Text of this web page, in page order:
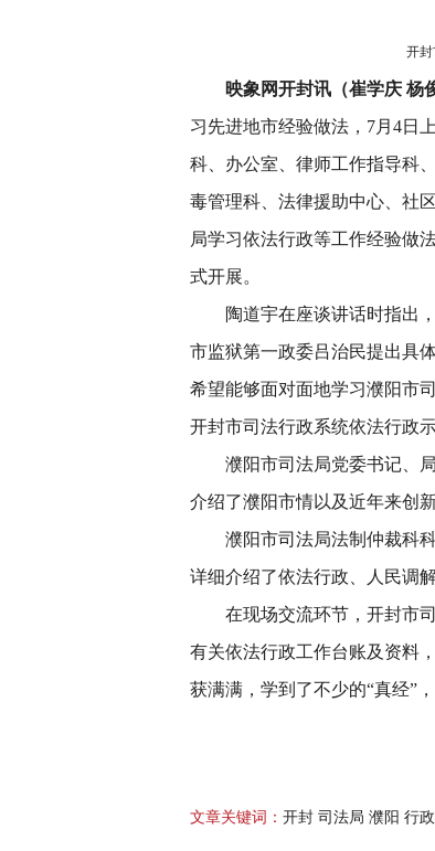
开
映象网开封讯（崔学庆 杨
习先进地市经验做法，7月4日
科、办公室、律师工作指导科
毒管理科、法律援助中心、社
局学习依法行政等工作经验做
式开展。
陶道宇在座谈讲话时指出
市监狱第一政委吕治民提出具
希望能够面对面地学习濮阳市
开封市司法行政系统依法行政
濮阳市司法局党委书记、
介绍了濮阳市情以及近年来创
濮阳市司法局法制仲裁科
详细介绍了依法行政、人民调
在现场交流环节，开封市
有关依法行政工作台账及资料
获满满，学到了不少的“真经”
文章关键词： 开封 司法局 濮阳 行